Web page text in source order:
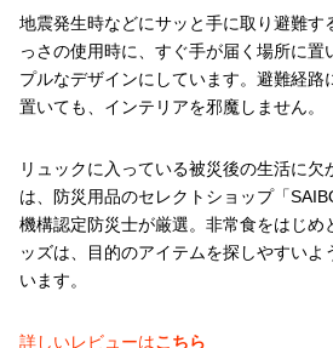
地震発生時などにサッと手に取り避難す
っさの使用時に、すぐ手が届く場所に置
プルなデザインにしています。避難経路
置いても、インテリアを邪魔しません。
リュックに入っている被災後の生活に欠
は、防災用品のセレクトショップ「
機構認定防災士が厳選。非常食をはじめ
ッズは、目的のアイテムを探しやすいよ
います。
詳しいレビューはこちら